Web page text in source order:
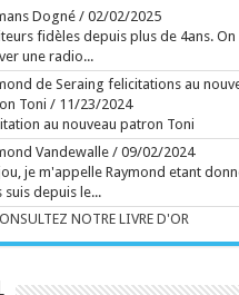
aux sources de l'Art brut, à Lausanne,
artistes venus des marges
de l'Art brut, créée par Dubuffet,
50 ans. L'occasion aussi de découvrir la
fondation Jan Michalski. ...
Ecrit le 07/08
d'un an et demi après la saison 1, Netflix a
sept épisodes. Le 8e est prévu pour le
En images, l'épopée familiale est plus
que jamais. ...
Ecrit le 07/
V2
Dogné/ 02/02/2025
fidèles depuis plus de 4ans. On
une radio...
de Seraing felicitations au
Toni / 11/23/2024
au nouveau patron Toni
Vandewalle/ 09/02/2024
je m'appelle Raymond etant
suis depuis le...
NOTRE LIVRE D'OR